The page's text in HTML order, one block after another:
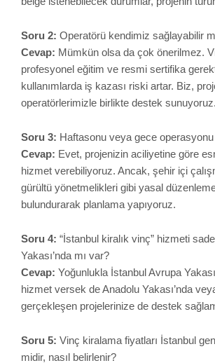
hizmet versek de Anadolu Yakası’nda
gerçekleşen projelerinize de destek
Soru 5:Vinç kiralama fiyatları İstanbul
midir, nasıl belirlenir?
süresi, yük kapasitesi ve vinç türü gibi
teklifi hazırlanır.
Projenizde Vinç
Kiralama
Adımları
akışı sunmak için standart bir süreç